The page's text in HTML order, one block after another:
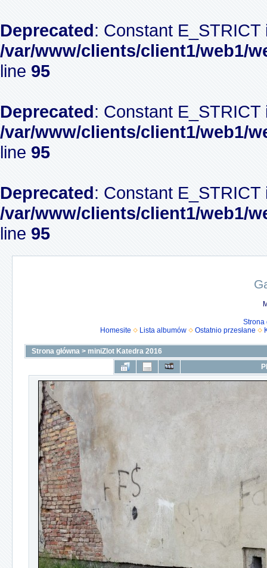
Deprecated: Constant
/var/www/clients/client1/web1/
line 95
Deprecated: Constant
/var/www/clients/client1/web1/
line 95
Deprecated: Constant
/var/www/clients/client1/web1/
line 95
Strona
Homesite
Lista albumów Ostatnio przesłane
Strona główna > miniZlot Katedra 2016